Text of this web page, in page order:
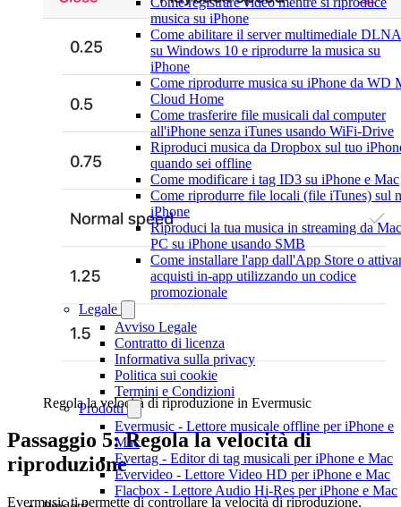
musica su iPhone
Come abilitare il server multimediale DLNA
su Windows 10 e riprodurre la musica su
iPhone
Come riprodurre musica su iPhone da WD
Cloud Home
Come trasferire file musicali dal computer
all'iPhone senza iTunes usando WiFi-Drive
Riproduci musica da Dropbox sul tuo
quando sei offline
Come modificare i tag ID3 su iPhone e Mac
Come riprodurre file locali (file iTunes) sul
iPhone
Riproduci la tua musica in streaming da
PC su iPhone usando SMB
Come installare l'app dall'App Store o
acquisti in-app utilizzando un codice
promozionale
Legale
Avviso Legale
Contratto di licenza
Informativa sulla privacy
Politica sui cookie
Termini e Condizioni
Prodotti
Evermusic - Lettore musicale offline per iPhone e
Mac
Evertag - Editor di tag musicali per iPhone e Mac
Evervideo - Lettore Video HD per iPhone e Mac
Flacbox - Lettore Audio Hi-Res per iPhone e Mac
Regola la velocità di riproduzione in Evermusic
Passaggio 5: Regola la velocità di
riproduzione
Evermusic ti permette di controllare la velocità di riproduzione,